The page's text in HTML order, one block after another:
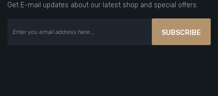
Get E-mail updates about our latest shop and special offers.
SUBSCRIBE